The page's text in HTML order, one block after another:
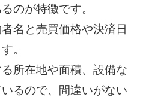
のが特徴です。
名と売買価格や決済日
。
所在地や面積、設備な
るので、間違いがない